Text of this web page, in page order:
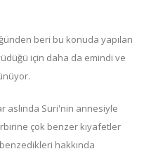
beri bu konuda yapılan
için daha da emindi ve
aslında Suri'nin annesiyle
çok benzer kıyafetler
hakkında